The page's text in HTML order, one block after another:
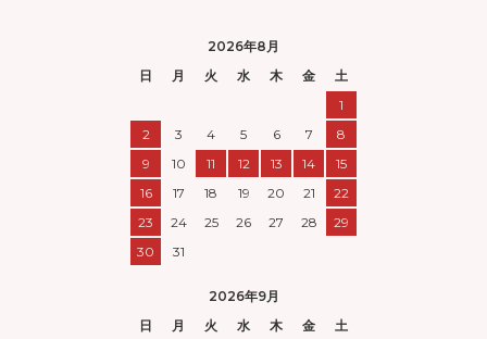
2026年8月
日
月 火 水 木 金
土
1
2
3 4 5 6 7
8
9
10 11 12 13 14
15
16
17 18 19 20 21
22
23
24 25 26 27 28
29
30
31
2026年9月
日
月 火 水 木 金
土